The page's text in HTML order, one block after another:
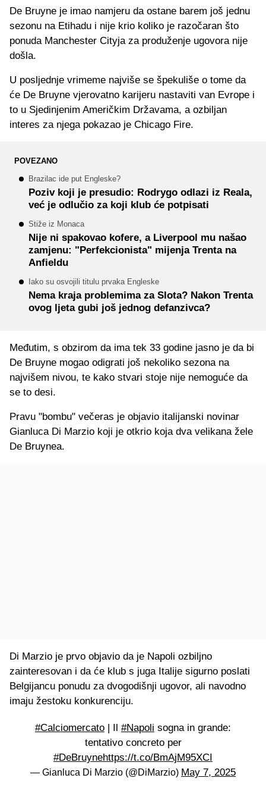
De Bruyne je imao namjeru da ostane barem još jednu
sezonu na Etihadu i nije krio koliko je razočaran što
ponuda Manchester Cityja za produženje ugovora nije
došla.
U posljednje vrimeme najviše se špekuliše o tome da
će De Bruyne vjerovatno karijeru nastaviti van Evrope i
to u Sjedinjenim Američkim Državama, a ozbiljan
interes za njega pokazao je Chicago Fire.
POVEZANO
Brazilac ide put Engleske?
Poziv koji je presudio: Rodrygo odlazi iz Reala,
već je odlučio za koji klub će potpisati
Stiže iz Monaca
Nije ni spakovao kofere, a Liverpool mu našao
zamjenu: "Perfekcionista" mijenja Trenta na
Anfieldu
Iako su osvojili titulu prvaka Engleske
Nema kraja problemima za Slota? Nakon Trenta
ovog ljeta gubi još jednog defanzivca?
Međutim, s obzirom da ima tek 33 godine jasno je da bi
De Bruyne mogao odigrati još nekoliko sezona na
najvišem nivou, te kako stvari stoje nije nemoguće da
se to desi.
Pravu "bombu" večeras je objavio italijanski novinar
Gianluca Di Marzio koji je otkrio koja dva velikana žele
De Bruynea.
Di Marzio je prvo objavio da je Napoli ozbiljno
zainteresovan i da će klub s juga Italije sigurno poslati
Belgijancu ponudu za dvogodišnji ugovor, ali navodno
imaju žestoku konkurenciju.
#Calciomercato #Napoli sogna in grande:
tentativo concreto per
#DeBruynehttps://t.co/BmAjM95XCI
— Gianluca Di Marzio (@DiMarzio) May 7, 2025